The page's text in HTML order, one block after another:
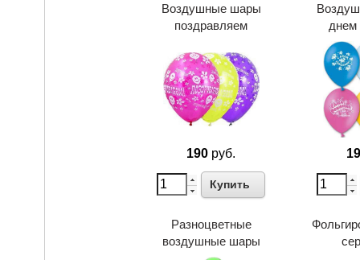
Воздушные шары
поздравляем
190 руб.
Купить
днем
Разноцветные
воздушные шары